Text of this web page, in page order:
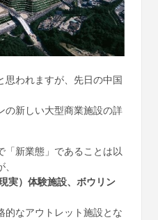
思われますが、先日の中国
の新しい大型商業施設の詳
「新業態」であることは以
実）体験施設、ボウリン
的なアウトレット施設とな